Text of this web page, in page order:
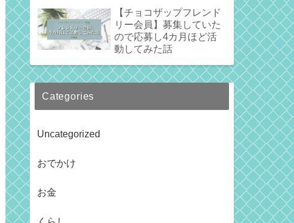
【チョコザップフレンド
リー会員】募集していた
ので応募し4カ月ほど活
動してみた話
Categories
Uncategorized
おでかけ
お金